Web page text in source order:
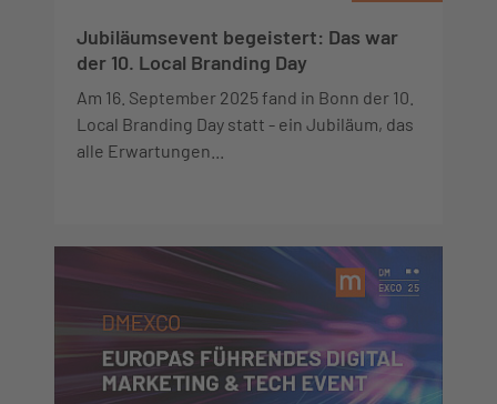
Jubiläumsevent begeistert: Das war
der 10. Local Branding Day
Am 16. September 2025 fand in Bonn der 10.
Local Branding Day statt - ein Jubiläum, das
alle Erwartungen...